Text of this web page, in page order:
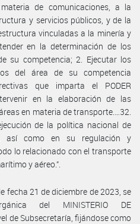
de comunicaciones, a la
y servicios públicos, y de la
vinculadas a la minería y
en la determinación de los
su competencia; 2. Ejecutar los
del área de su competencia
que imparta el PODER
en la elaboración de las
en materia de transporte.…32.
de la política nacional de
así como en su regulación y
lo relacionado con el transporte
y aéreo.”.
fecha 21 de diciembre de 2023, se
del MINISTERIO DE
de Subsecretaría, fijándose como